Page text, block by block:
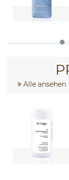
Alle ansehen